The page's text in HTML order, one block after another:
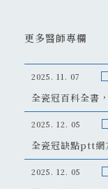
更多醫師專欄
2025. 11. 07
全瓷冠百科全書
2025. 12. 05
全瓷冠缺點ptt網
2025. 12. 05